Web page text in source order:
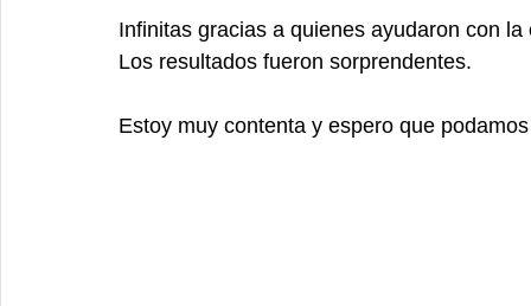
Infinitas gracias a quienes ayudaron con
Los resultados fueron sorprendentes.
Estoy muy contenta y espero que